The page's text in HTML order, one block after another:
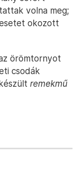
volna meg;
okozott
örömtornyot
csodák
remekmű